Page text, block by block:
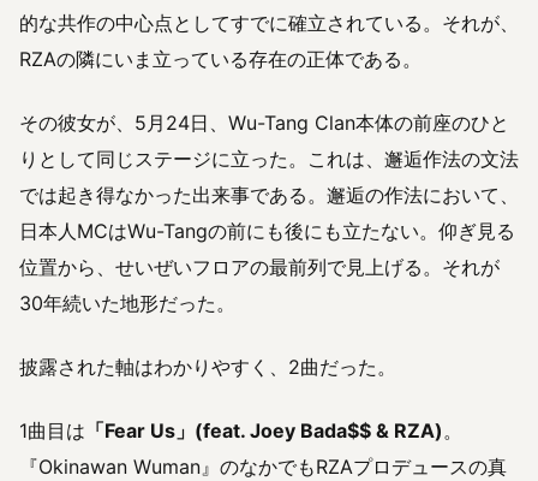
的な共作の中心点としてすでに確立されている。それが、
RZAの隣にいま立っている存在の正体である。
その彼女が、5月24日、Wu-Tang Clan本体の前座のひと
りとして同じステージに立った。これは、邂逅作法の文法
では起き得なかった出来事である。邂逅の作法において、
日本人MCはWu-Tangの前にも後にも立たない。仰ぎ見る
位置から、せいぜいフロアの最前列で見上げる。それが
30年続いた地形だった。
披露された軸はわかりやすく、2曲だった。
1曲目は 「Fear Us」(feat. Joey Bada$$ & RZA)。
『Okinawan Wuman』のなかでもRZAプロデュースの真